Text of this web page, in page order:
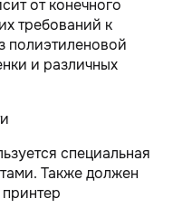
от конечного
требований к
полиэтиленовой
и различных
специальная
Также должен